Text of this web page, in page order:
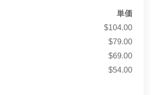
単価
$104.00
$79.00
$69.00
$54.00